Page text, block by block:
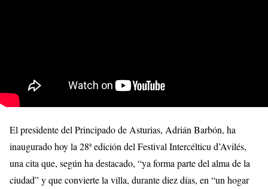
El presidente del Principado de Asturias, Adrián Barbón, ha
inaugurado hoy la 28ª edición del Festival Intercélticu d’Avilés,
una cita que, según ha destacado, “ya forma parte del alma de la
ciudad” y que convierte la villa, durante diez días, en “un hogar